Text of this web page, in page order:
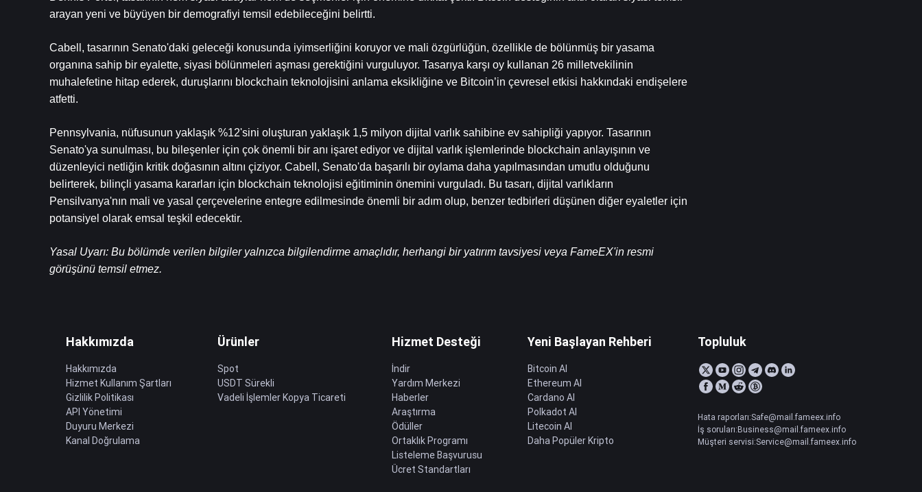
arayan yeni ve büyüyen bir demografiyi temsil edebileceğini belirtti.
Cabell, tasarının Senato'daki geleceği konusunda iyimserliğini koruyor ve mali özgürlüğün, özellikle de bölünmüş bir yasama
organına sahip bir eyalette, siyasi bölünmeleri aşması gerektiğini vurguluyor. Tasarıya karşı oy kullanan 26 milletvekilinin
muhalefetine hitap ederek, duruşlarını blockchain teknolojisini anlama eksikliğine ve Bitcoin’in çevresel etkisi hakkındaki endişelere
atfetti.
Pennsylvania, nüfusunun yaklaşık %12'sini oluşturan yaklaşık 1,5 milyon dijital varlık sahibine ev sahipliği yapıyor. Tasarının
Senato'ya sunulması, bu bileşenler için çok önemli bir anı işaret ediyor ve dijital varlık işlemlerinde blockchain anlayışının ve
düzenleyici netliğin kritik doğasının altını çiziyor. Cabell, Senato'da başarılı bir oylama daha yapılmasından umutlu olduğunu
belirterek, bilinçli yasama kararları için blockchain teknolojisi eğitiminin önemini vurguladı. Bu tasarı, dijital varlıkların
Pensilvanya'nın mali ve yasal çerçevelerine entegre edilmesinde önemli bir adım olup, benzer tedbirleri düşünen diğer eyaletler için
potansiyel olarak emsal teşkil edecektir.
Yasal Uyarı: Bu bölümde verilen bilgiler yalnızca bilgilendirme amaçlıdır, herhangi bir yatırım tavsiyesi veya FameEX'in resmi
görüşünü temsil etmez.
Hakkımızda
Hakkımızda
Hizmet Kullanım Şartları
Gizlilik Politikası
API Yönetimi
Duyuru Merkezi
Kanal Doğrulama
Ürünler
Spot
USDT Sürekli
Vadeli İşlemler Kopya Ticareti
Hizmet Desteği
İndir
Yardım Merkezi
Haberler
Araştırma
Ödüller
Ortaklık Programı
Listeleme Başvurusu
Ücret Standartları
Yeni Başlayan Rehberi
Bitcoin Al
Ethereum Al
Cardano Al
Polkadot Al
Litecoin Al
Daha Popüler Kripto
Topluluk
Hata raporları:Safe@mail.fameex.info
İş soruları:Business@mail.fameex.info
Müşteri servisi:Service@mail.fameex.info